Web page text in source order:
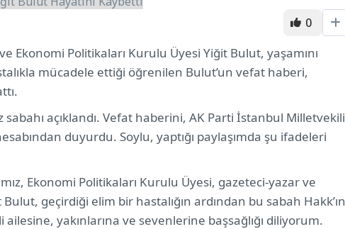
0
Ekonomi Politikaları Kurulu Üyesi Yiğit Bulut, yaşamını
mücadele ettiği öğrenilen Bulut’un vefat haberi,
sabahı açıklandı. Vefat haberini, AK Parti İstanbul Milletvekili
duyurdu. Soylu, yaptığı paylaşımda şu ifadeleri
Ekonomi Politikaları Kurulu Üyesi, gazeteci-yazar ve
geçirdiği elim bir hastalığın ardından bu sabah Hakk’ın
yakınlarına ve sevenlerine başsağlığı diliyorum.